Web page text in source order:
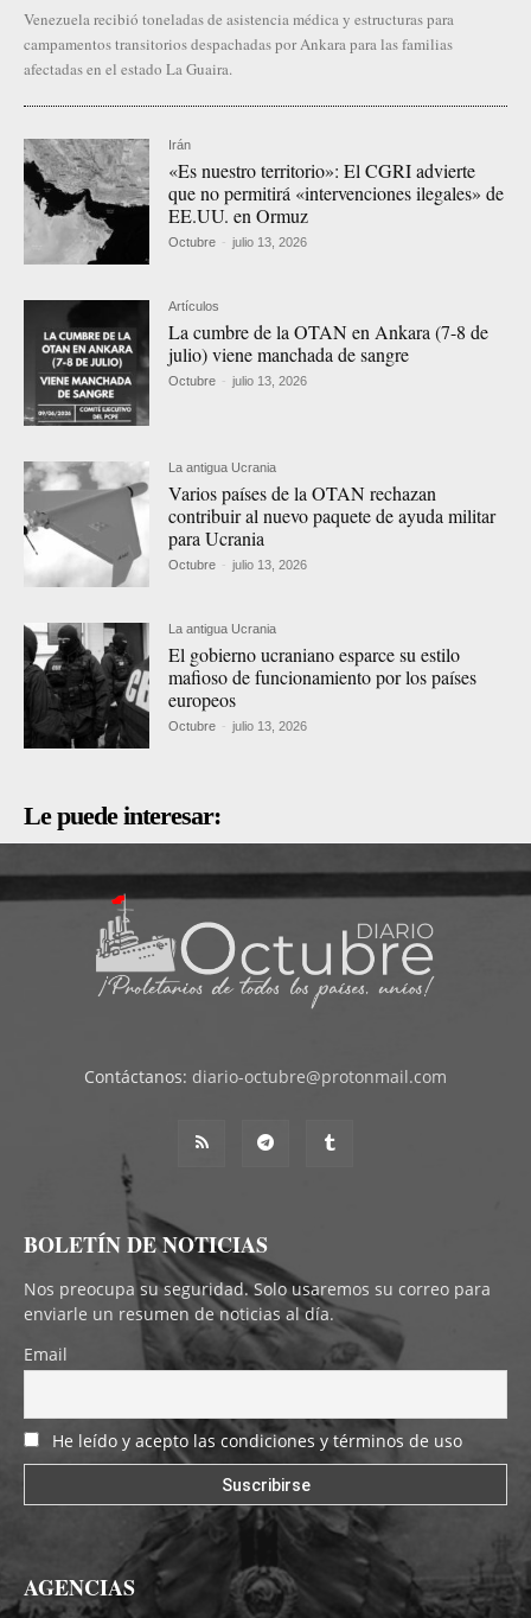
Venezuela recibió toneladas de asistencia médica y estructuras para
campamentos transitorios despachadas por Ankara para las familias
afectadas en el estado La Guaira.
Irán
«Es nuestro territorio»: El CGRI advierte
que no permitirá «intervenciones ilegales» de
EE.UU. en Ormuz
Octubre - julio 13, 2026
Artículos
La cumbre de la OTAN en Ankara (7-8 de
julio) viene manchada de sangre
Octubre - julio 13, 2026
La antigua Ucrania
Varios países de la OTAN rechazan
contribuir al nuevo paquete de ayuda militar
para Ucrania
Octubre - julio 13, 2026
La antigua Ucrania
El gobierno ucraniano esparce su estilo
mafioso de funcionamiento por los países
europeos
Octubre - julio 13, 2026
Le puede interesar:
Contáctanos: diario-octubre@protonmail.com
BOLETÍN DE NOTICIAS
Nos preocupa su seguridad. Solo usaremos su correo para
enviarle un resumen de noticias al día.
Email
He leído y acepto las condiciones y términos de uso
AGENCIAS